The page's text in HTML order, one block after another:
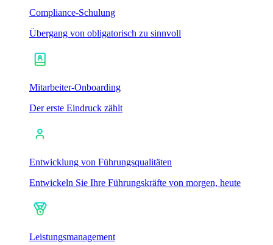
Compliance-Schulung
Übergang von obligatorisch zu sinnvoll
Mitarbeiter-Onboarding
Der erste Eindruck zählt
Entwicklung von Führungsqualitäten
Entwickeln Sie Ihre Führungskräfte von morgen, heute
Leistungsmanagement